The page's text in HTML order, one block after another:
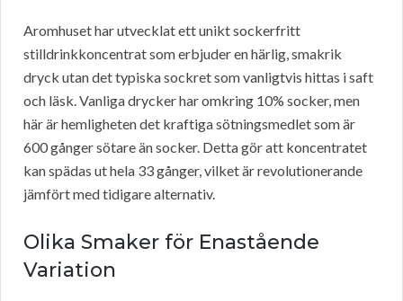
Aromhuset har utvecklat ett unikt sockerfritt
stilldrinkkoncentrat som erbjuder en härlig, smakrik
dryck utan det typiska sockret som vanligtvis hittas i saft
och läsk. Vanliga drycker har omkring 10% socker, men
här är hemligheten det kraftiga sötningsmedlet som är
600 gånger sötare än socker. Detta gör att koncentratet
kan spädas ut hela 33 gånger, vilket är revolutionerande
jämfört med tidigare alternativ.
Olika Smaker för Enastående
Variation